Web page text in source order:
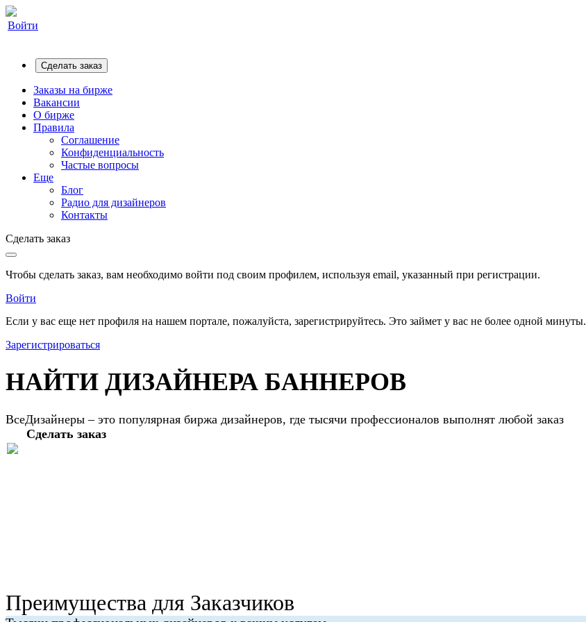
Войти
Сделать заказ
Заказы на бирже
Вакансии
О бирже
Правила
Соглашение
Конфиденциальность
Частые вопросы
Еще
Блог
Радио для дизайнеров
Контакты
Сделать заказ
Чтобы сделать заказ, вам необходимо войти под своим профилем, используя email, указанный при регистрации.
Войти
Если у вас еще нет профиля на нашем портале, пожалуйста, зарегистрируйтесь. Это займет у вас не более одной минуты.
Зарегистрироваться
НАЙТИ ДИЗАЙНЕРА БАННЕРОВ
ВсеДизайнеры – это популярная биржа дизайнеров, где тысячи профессионалов выполнят любой заказ
Сделать заказ
Преимущества для Заказчиков